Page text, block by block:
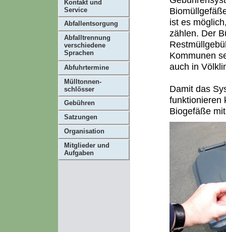
Kontakt und
Service
Abfallentsorgung
Abfalltrennung
verschiedene
Sprachen
Abfuhrtermine
Mülltonnen-
schlösser
Gebühren
Satzungen
Organisation
Mitglieder und
Aufgaben
ist es
zählen. Der
Kommunen
auch in
Damit das
funktionieren
Biogefäße